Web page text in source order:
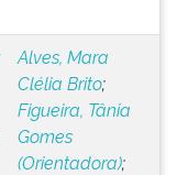
Alves, Mara
Clélia Brito;
Figueira, Tânia
Gomes
(Orientadora);